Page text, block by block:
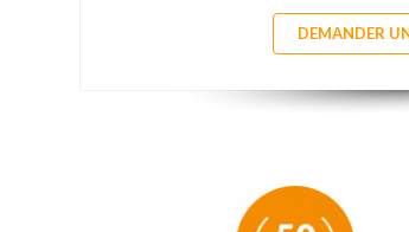
DEMANDER